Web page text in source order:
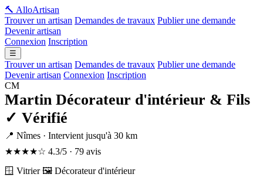
🔨 AlloArtisan
Trouver un artisan Demandes de travaux Publier une demande
Devenir artisan
Connexion Inscription
☰
Trouver un artisan Demandes de travaux Publier une demande
Devenir artisan Connexion Inscription
CM
Martin Décorateur d'intérieur & Fils
✓ Vérifié
📍 Nîmes · Intervient jusqu'à 30 km
★★★★☆ 4.3/5 · 79 avis
🪟 Vitrier 🖼️ Décorateur d'intérieur